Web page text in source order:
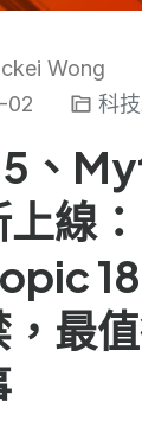
Wong
02
科
、
線：
最